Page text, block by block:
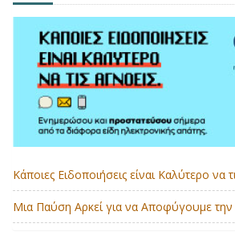
Κάποιες Ειδοποιήσεις είναι Καλύτερο να
Μια Παύση Αρκεί για να Αποφύγουμε την